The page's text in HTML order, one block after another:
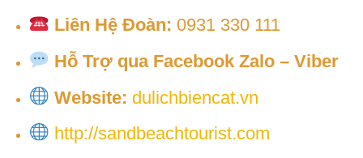
Liên Hệ Đoàn: 0931 330 111
Hỗ Trợ qua Facebook Zalo – Viber
Website: dulichbiencat.vn
http://sandbeachtourist.com